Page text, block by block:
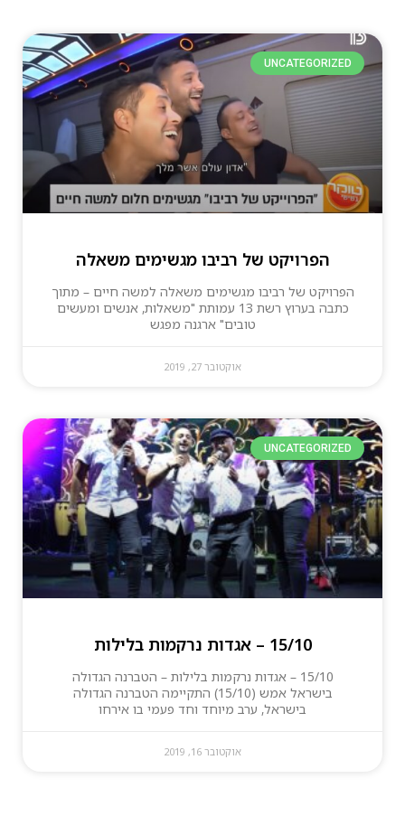
UNCATEGORIZED
הפרויקט של רביבו מגשימים משאלה
הפרויקט של רביבו מגשימים משאלה למשה חיים – מתוך
כתבה בערוץ רשת 13 עמותת "משאלות, אנשים ומעשים
טובים" ארגנה מפגש
אוקטובר 27, 2019
UNCATEGORIZED
15/10 – אגדות נרקמות בלילות
15/10 – אגדות נרקמות בלילות – הטברנה הגדולה
בישראל אמש (15/10) התקיימה הטברנה הגדולה
בישראל, ערב מיוחד וחד פעמי בו אירחו
אוקטובר 16, 2019